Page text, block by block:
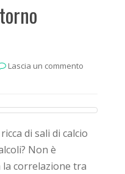
Lascia un commento
di sali di calcio
Non è
correlazione tra